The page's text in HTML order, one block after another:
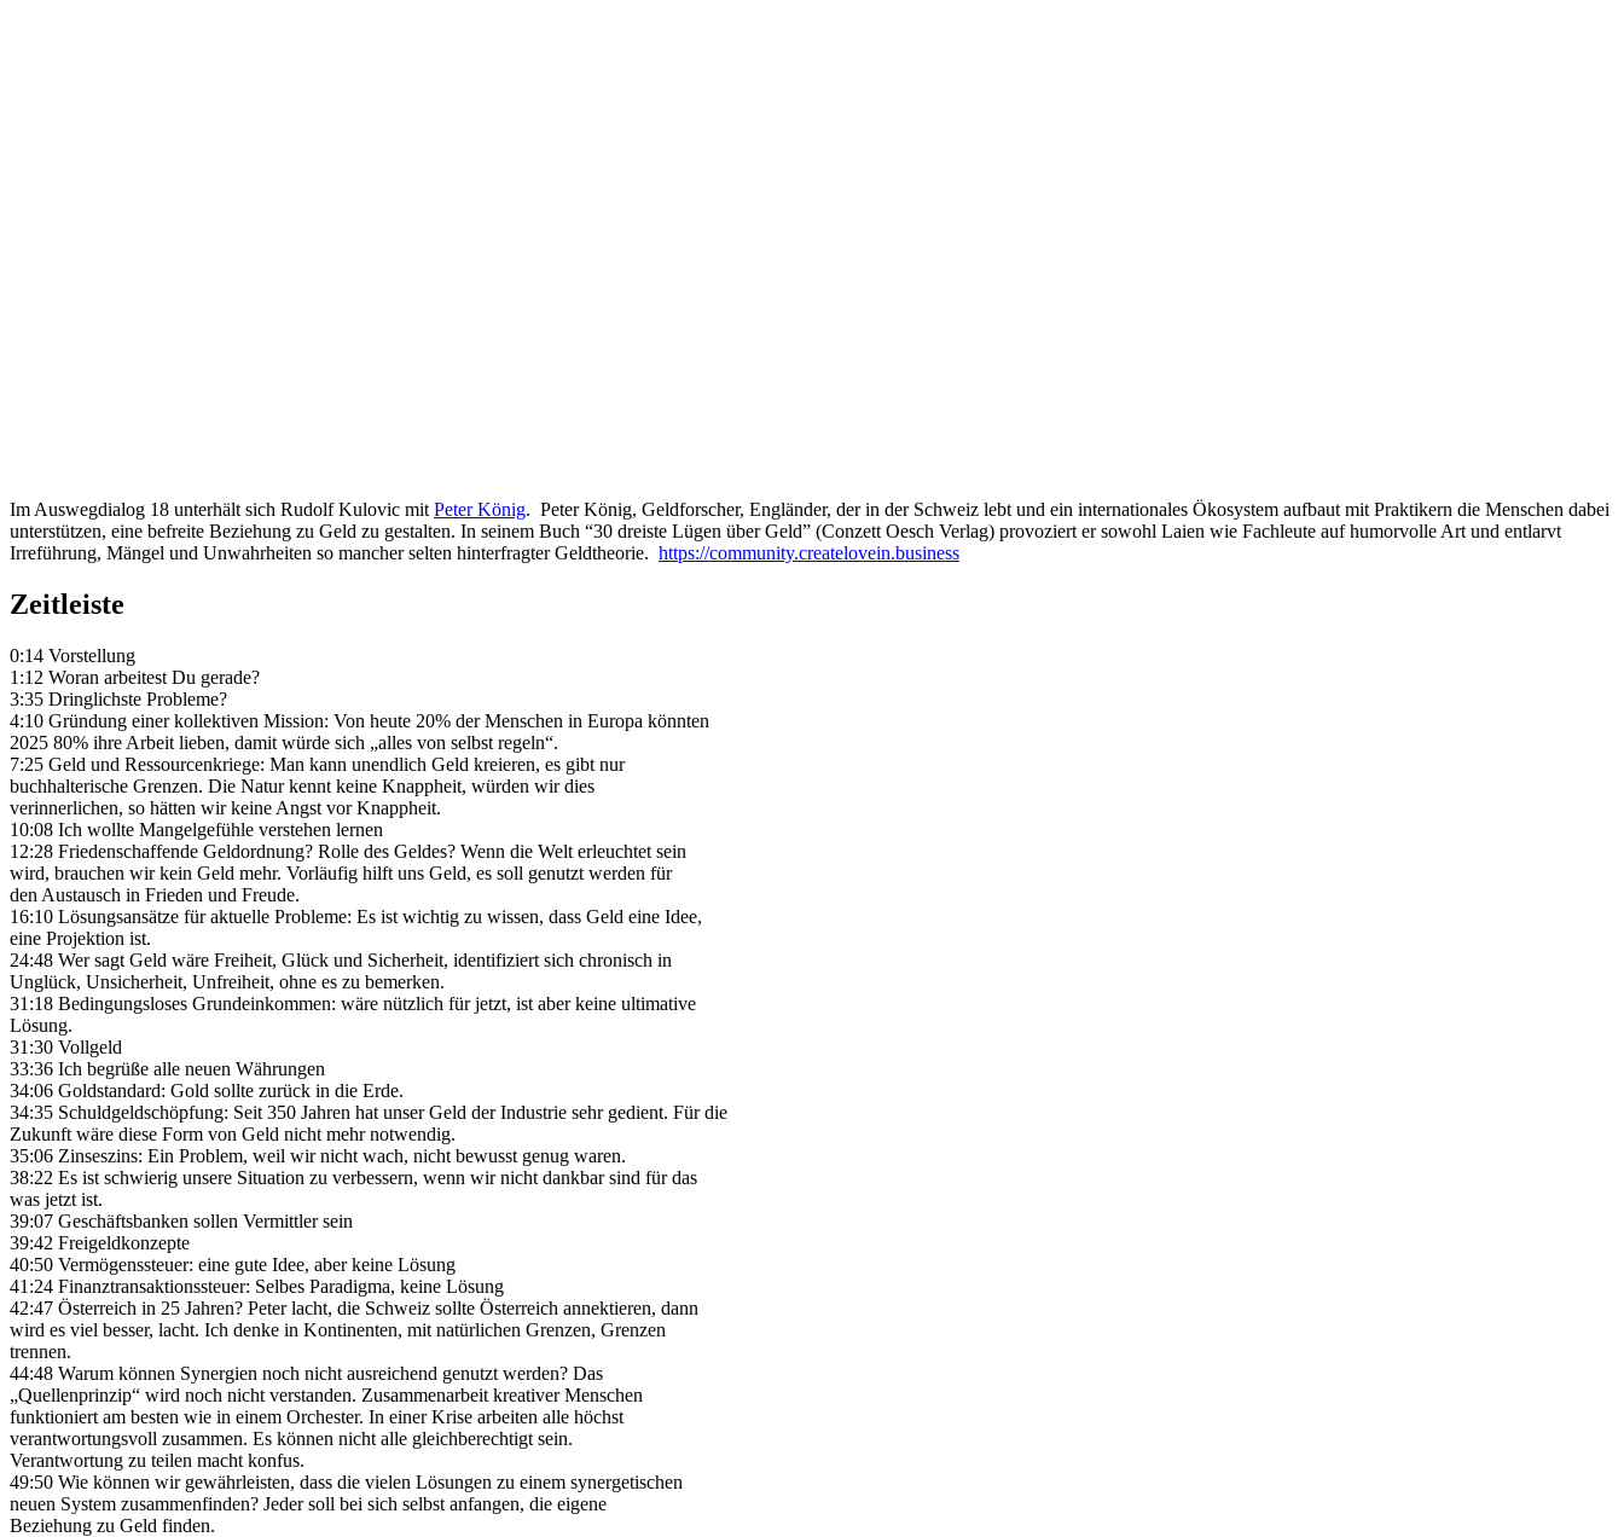
Im Auswegdialog 18 unterhält sich Rudolf Kulovic mit Peter König. Peter König, Geldforscher, Engländer, der in der Schweiz lebt und ein internationales Ökosystem aufbaut mit Praktikern die Menschen dabei
unterstützen, eine befreite Beziehung zu Geld zu gestalten. In seinem Buch “30 dreiste Lügen über Geld” (Conzett Oesch Verlag) provoziert er sowohl Laien wie Fachleute auf humorvolle Art und entlarvt
Irreführung, Mängel und Unwahrheiten so mancher selten hinterfragter Geldtheorie. https://community.createlovein.business
Zeitleiste
0:14 Vorstellung
1:12 Woran arbeitest Du gerade?
3:35 Dringlichste Probleme?
4:10 Gründung einer kollektiven Mission: Von heute 20% der Menschen in Europa könnten
2025 80% ihre Arbeit lieben, damit würde sich „alles von selbst regeln“.
7:25 Geld und Ressourcenkriege: Man kann unendlich Geld kreieren, es gibt nur
buchhalterische Grenzen. Die Natur kennt keine Knappheit, würden wir dies
verinnerlichen, so hätten wir keine Angst vor Knappheit.
10:08 Ich wollte Mangelgefühle verstehen lernen
12:28 Friedenschaffende Geldordnung? Rolle des Geldes? Wenn die Welt erleuchtet sein
wird, brauchen wir kein Geld mehr. Vorläufig hilft uns Geld, es soll genutzt werden für
den Austausch in Frieden und Freude.
16:10 Lösungsansätze für aktuelle Probleme: Es ist wichtig zu wissen, dass Geld eine Idee,
eine Projektion ist.
24:48 Wer sagt Geld wäre Freiheit, Glück und Sicherheit, identifiziert sich chronisch in
Unglück, Unsicherheit, Unfreiheit, ohne es zu bemerken.
31:18 Bedingungsloses Grundeinkommen: wäre nützlich für jetzt, ist aber keine ultimative
Lösung.
31:30 Vollgeld
33:36 Ich begrüße alle neuen Währungen
34:06 Goldstandard: Gold sollte zurück in die Erde.
34:35 Schuldgeldschöpfung: Seit 350 Jahren hat unser Geld der Industrie sehr gedient. Für die
Zukunft wäre diese Form von Geld nicht mehr notwendig.
35:06 Zinseszins: Ein Problem, weil wir nicht wach, nicht bewusst genug waren.
38:22 Es ist schwierig unsere Situation zu verbessern, wenn wir nicht dankbar sind für das
was jetzt ist.
39:07 Geschäftsbanken sollen Vermittler sein
39:42 Freigeldkonzepte
40:50 Vermögenssteuer: eine gute Idee, aber keine Lösung
41:24 Finanztransaktionssteuer: Selbes Paradigma, keine Lösung
42:47 Österreich in 25 Jahren? Peter lacht, die Schweiz sollte Österreich annektieren, dann
wird es viel besser, lacht. Ich denke in Kontinenten, mit natürlichen Grenzen, Grenzen
trennen.
44:48 Warum können Synergien noch nicht ausreichend genutzt werden? Das
„Quellenprinzip“ wird noch nicht verstanden. Zusammenarbeit kreativer Menschen
funktioniert am besten wie in einem Orchester. In einer Krise arbeiten alle höchst
verantwortungsvoll zusammen. Es können nicht alle gleichberechtigt sein.
Verantwortung zu teilen macht konfus.
49:50 Wie können wir gewährleisten, dass die vielen Lösungen zu einem synergetischen
neuen System zusammenfinden? Jeder soll bei sich selbst anfangen, die eigene
Beziehung zu Geld finden.